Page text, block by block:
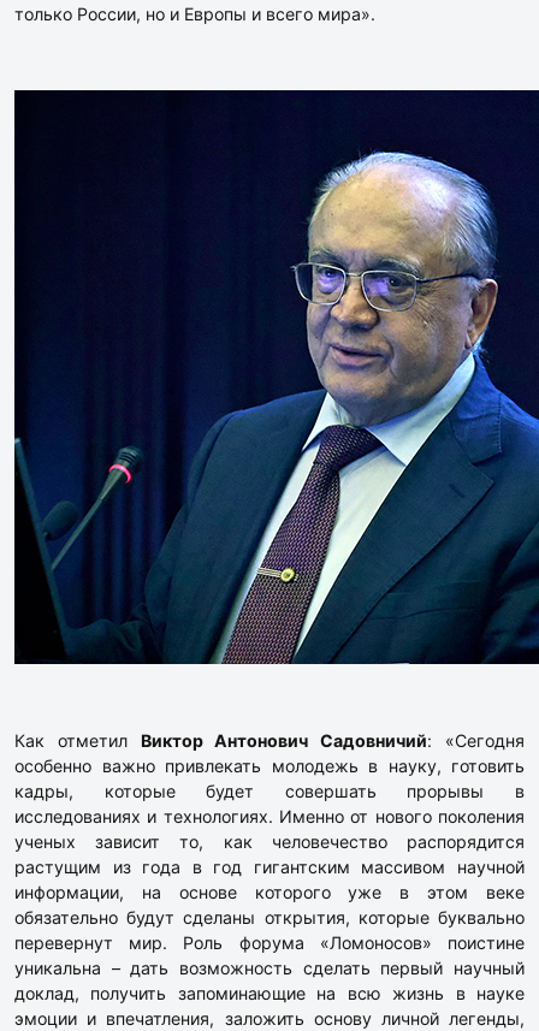
только России, но и Европы и всего мира».
Как отметил Виктор Антонович Садовничий: «Сегодня
особенно важно привлекать молодежь в науку, готовить
кадры, которые будет совершать прорывы в
исследованиях и технологиях. Именно от нового поколения
ученых зависит то, как человечество распорядится
растущим из года в год гигантским массивом научной
информации, на основе которого уже в этом веке
обязательно будут сделаны открытия, которые буквально
перевернут мир. Роль форума «Ломоносов» поистине
уникальна – дать возможность сделать первый научный
доклад, получить запоминающие на всю жизнь в науке
эмоции и впечатления, заложить основу личной легенды,